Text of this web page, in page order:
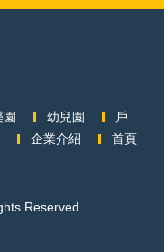
園 幼兒園
戶
企業介紹
首頁
Reserved